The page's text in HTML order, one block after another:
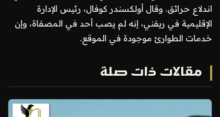
اندلاع حرائق. وقال أولكسندر كوفال، رئيس الإدارة
الإقليمية في ريفني، إنه لم يصب أحد في المصفاة، وإن
خدمات الطوارئ موجودة في الموقع.
مقالات ذات صلة